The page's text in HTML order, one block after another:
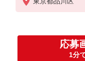
応募
1分